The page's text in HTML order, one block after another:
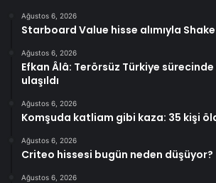
Ağustos 6, 2026
Starboard Value hisse alımıyla
Ağustos 6, 2026
Efkan Âlâ: Terörsüz Türkiye
ulaşıldı
Ağustos 6, 2026
Komşuda katliam gibi kaza: 35 kişi
Ağustos 6, 2026
Criteo hissesi bugün neden düşüyor?
Ağustos 6, 2026